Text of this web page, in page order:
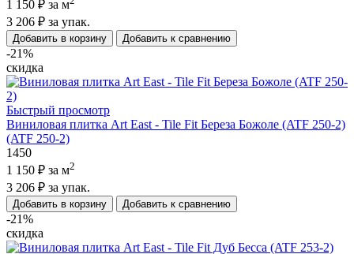
1 150 ₽ за м
3 206 ₽ за упак.
Добавить в корзину Добавить к сравнению
-21%
скидка
Быстрый просмотр
Виниловая плитка Art East - Tile Fit Береза Божоле (ATF 250-2)
(ATF 250-2)
1450
1 150 ₽ за м2
3 206 ₽ за упак.
Добавить в корзину Добавить к сравнению
-21%
скидка